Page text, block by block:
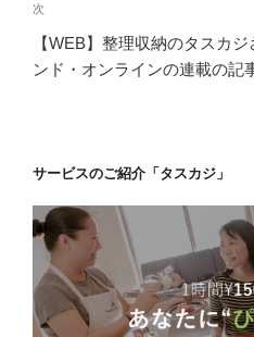
ー
シ
ョ
次
の
投
次
【WEB】整理収納のタスカ
ンド・オンラインの連載の記
サービスのご紹介「タスカジ」